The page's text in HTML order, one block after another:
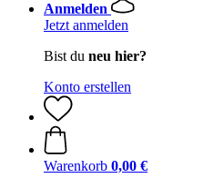
Anmelden
Jetzt anmelden
Bist du neu hier?
Konto erstellen
Warenkorb 0,00 €